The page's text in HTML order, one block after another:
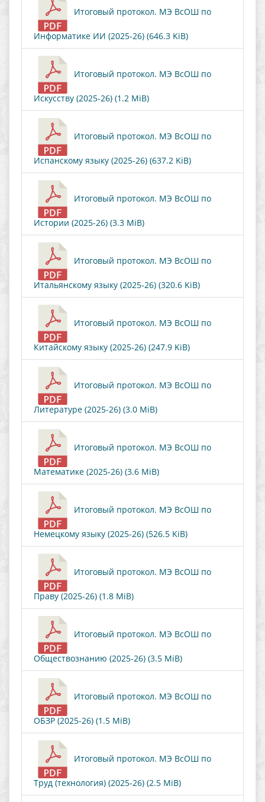
Итоговый протокол. МЭ ВсОШ по
Информатике ИИ (2025-26) (646.3 KiB)
Итоговый протокол. МЭ ВсОШ по
Искусству (2025-26) (1.2 MiB)
Итоговый протокол. МЭ ВсОШ по
Испанскому языку (2025-26) (637.2 KiB)
Итоговый протокол. МЭ ВсОШ по
Истории (2025-26) (3.3 MiB)
Итоговый протокол. МЭ ВсОШ по
Итальянскому языку (2025-26) (320.6 KiB)
Итоговый протокол. МЭ ВсОШ по
Китайскому языку (2025-26) (247.9 KiB)
Итоговый протокол. МЭ ВсОШ по
Литературе (2025-26) (3.0 MiB)
Итоговый протокол. МЭ ВсОШ по
Математике (2025-26) (3.6 MiB)
Итоговый протокол. МЭ ВсОШ по
Немецкому языку (2025-26) (526.5 KiB)
Итоговый протокол. МЭ ВсОШ по
Праву (2025-26) (1.8 MiB)
Итоговый протокол. МЭ ВсОШ по
Обществознанию (2025-26) (3.5 MiB)
Итоговый протокол. МЭ ВсОШ по
ОБЗР (2025-26) (1.5 MiB)
Итоговый протокол. МЭ ВсОШ по
Труд (технология) (2025-26) (2.5 MiB)